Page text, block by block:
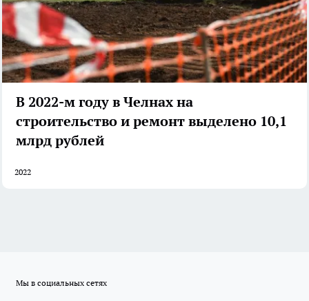
В 2022-м году в Челнах на
строительство и ремонт выделено 10,1
млрд рублей
2022
Мы в социальных сетях